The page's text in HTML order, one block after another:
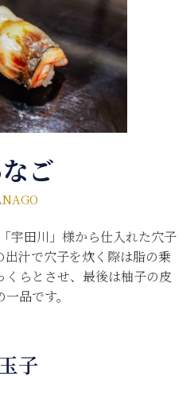
ご
宇田川」様から仕入れた穴子
汁で穴子を炊く際は脂の乗
くらとさせ、最後は柚子の皮
品です。
子